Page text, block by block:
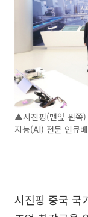
▲시진핑(맨앞 왼쪽)
지능(AI) 전문 인큐
시진핑 중국 국